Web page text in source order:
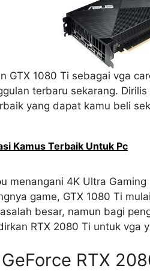
GTX 1080 Ti sebagai vga
terbaru sekarang.
yang dapat kamu beli
Kamus Terbaik Untuk Pc
menangani 4K Ultra
game, GTX 1080 Ti
besar, namun bagi
RTX 2080 Ti untuk vga
RTX